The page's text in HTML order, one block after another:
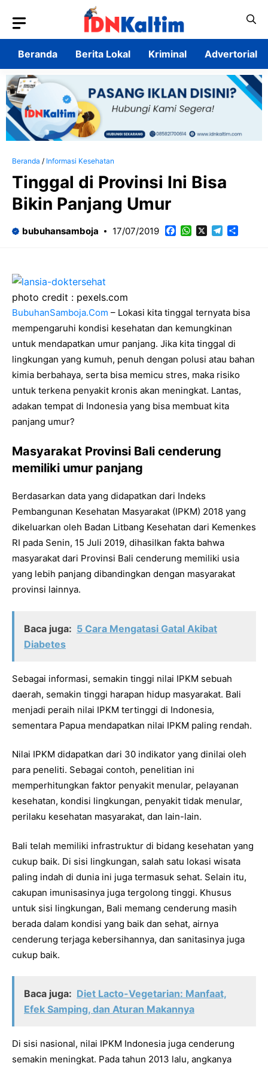
isi
Beranda
Berita Lokal Kriminal Advertorial
Beranda / Informasi Kesehatan
Tinggal di Provinsi Ini Bisa
Bikin Panjang Umur
bubuhansamboja 17/07/2019 Facebook
WhatsAppTelegram
photo credit : pexels.com
BubuhanSamboja.Com – Lokasi kita tinggal ternyata bisa
mempengaruhi kondisi kesehatan dan kemungkinan
untuk mendapatkan umur panjang. Jika kita tinggal di
lingkungan yang kumuh, penuh dengan polusi atau bahan
kimia berbahaya, serta bisa memicu stres, maka risiko
untuk terkena penyakit kronis akan meningkat. Lantas,
adakan tempat di Indonesia yang bisa membuat kita
panjang umur?
Masyarakat Provinsi Bali cenderung
memiliki umur panjang
Berdasarkan data yang didapatkan dari Indeks
Pembangunan Kesehatan Masyarakat (IPKM) 2018 yang
dikeluarkan oleh Badan Litbang Kesehatan dari Kemenkes
RI pada Senin, 15 Juli 2019, dihasilkan fakta bahwa
masyarakat dari Provinsi Bali cenderung memiliki usia
yang lebih panjang dibandingkan dengan masyarakat
provinsi lainnya.
Baca juga: 5 Cara Mengatasi Gatal Akibat
Diabetes
Sebagai informasi, semakin tinggi nilai IPKM sebuah
daerah, semakin tinggi harapan hidup masyarakat. Bali
menjadi peraih nilai IPKM tertinggi di Indonesia,
sementara Papua mendapatkan nilai IPKM paling rendah.
Nilai IPKM didapatkan dari 30 indikator yang dinilai oleh
para peneliti. Sebagai contoh, penelitian ini
memperhitungkan faktor penyakit menular, pelayanan
kesehatan, kondisi lingkungan, penyakit tidak menular,
perilaku kesehatan masyarakat, dan lain-lain.
Bali telah memiliki infrastruktur di bidang kesehatan yang
cukup baik. Di sisi lingkungan, salah satu lokasi wisata
paling indah di dunia ini juga termasuk sehat. Selain itu,
cakupan imunisasinya juga tergolong tinggi. Khusus
untuk sisi lingkungan, Bali memang cenderung masih
berada dalam kondisi yang baik dan sehat, airnya
cenderung terjaga kebersihannya, dan sanitasinya juga
cukup baik.
Baca juga: Diet Lacto-Vegetarian: Manfaat,
Efek Samping, dan Aturan Makannya
Di sisi nasional, nilai IPKM Indonesia juga cenderung
semakin meningkat. Pada tahun 2013 lalu, angkanya